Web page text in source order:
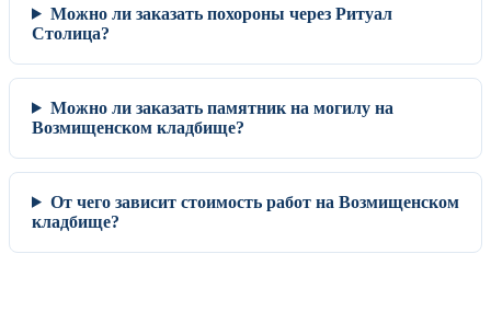
Можно ли заказать похороны через Ритуал
Столица?
Можно ли заказать памятник на могилу на
Возмищенском кладбище?
От чего зависит стоимость работ на Возмищенском
кладбище?